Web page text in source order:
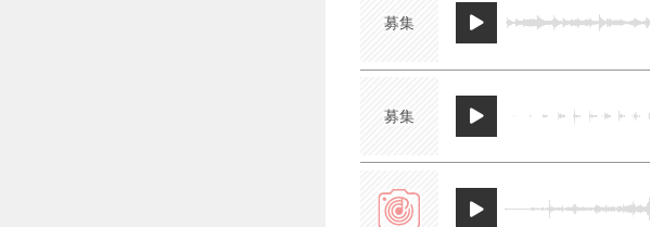
募集
募集